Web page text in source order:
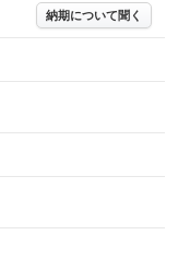
納期について聞く